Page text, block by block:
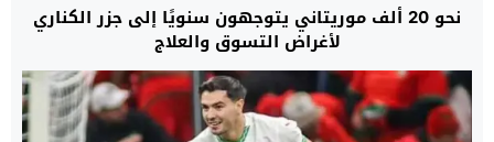
نحو 20 ألف موريتاني يتوجهون سنويًا إلى جزر الكناري
لأغراض التسوق والعلاج